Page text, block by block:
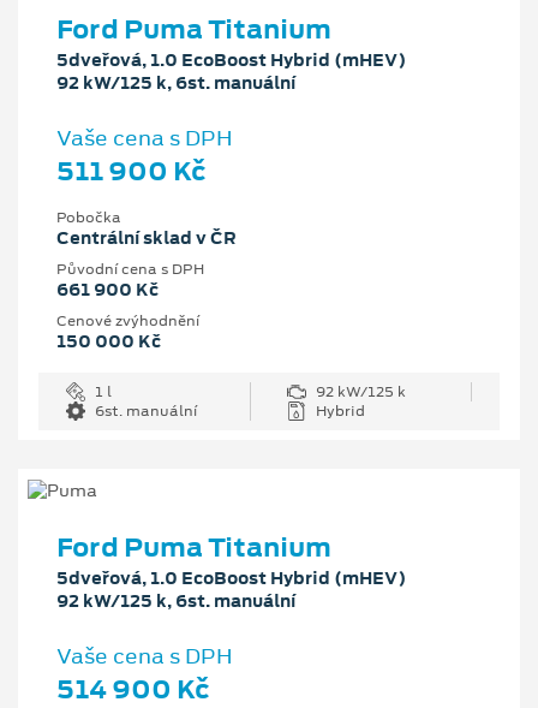
Ford Puma Titanium
5dveřová, 1.0 EcoBoost Hybrid (mHEV)
92 kW/125 k, 6st. manuální
Vaše cena s DPH
511 900 Kč
Pobočka
Centrální sklad v ČR
Původní cena s DPH
661 900 Kč
Cenové zvýhodnění
150 000 Kč
1 l
92 kW/125 k
6st. manuální
Hybrid
Ford Puma Titanium
5dveřová, 1.0 EcoBoost Hybrid (mHEV)
92 kW/125 k, 6st. manuální
Vaše cena s DPH
514 900 Kč